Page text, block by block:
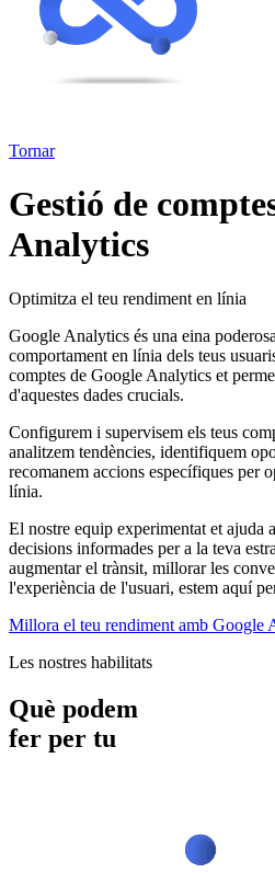
Tornar
Gestió de
Analytics
Optimitza el teu rendiment en línia
Google Analytics és una eina
comportament en línia dels teus
comptes de Google Analytics et
d'aquestes dades crucials.
Configurem i supervisem els teus
analitzem tendències, identifiquem
recomanem accions específiques per
línia.
El nostre equip experimentat et ajuda
decisions informades per a la teva
augmentar el trànsit, millorar les
l'experiència de l'usuari, estem aquí
Millora el teu rendiment amb Google
Les nostres habilitats
Què podem
fer per tu